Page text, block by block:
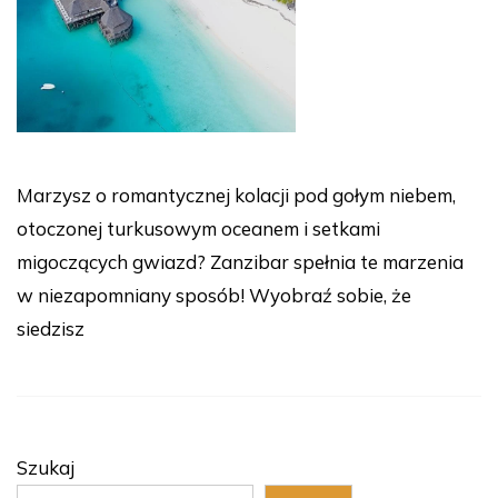
Marzysz o romantycznej kolacji pod gołym niebem,
otoczonej turkusowym oceanem i setkami
migoczących gwiazd? Zanzibar spełnia te marzenia
w niezapomniany sposób! Wyobraź sobie, że
siedzisz
Szukaj